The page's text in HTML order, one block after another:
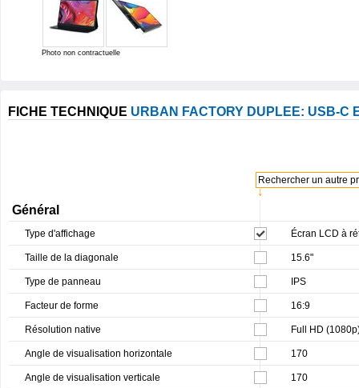
Photo non contractuelle
FICHE TECHNIQUE URBAN FACTORY DUPLEE: USB-C
↓
Rechercher un autre
Général
Type d'affichage Écran LCD à
Taille de la diagonale 15.6"
Type de panneau IPS
Facteur de forme 16:9
Résolution native Full HD
Angle de visualisation horizontale 170
Angle de visualisation verticale 170